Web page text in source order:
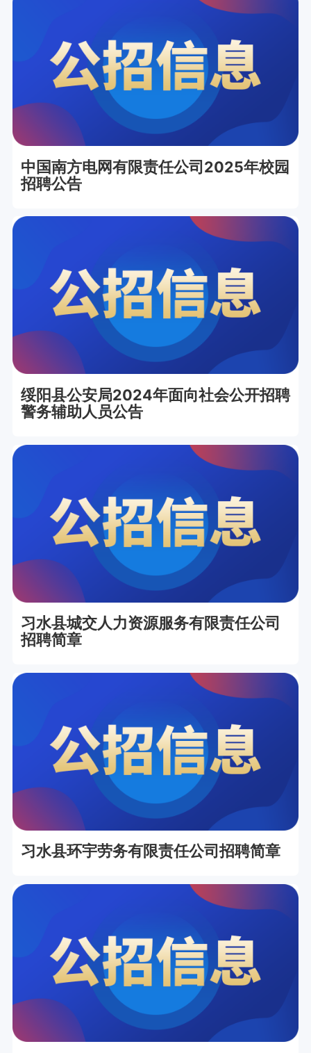
中国南方电网有限责任公司2025年校园
招聘公告
绥阳县公安局2024年面向社会公开招聘
警务辅助人员公告
习水县城交人力资源服务有限责任公司
招聘简章
习水县环宇劳务有限责任公司招聘简章